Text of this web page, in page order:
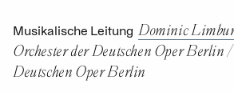
Musikalische Leitung Dominic
Orchester der Deutschen Oper Berlin /
Deutschen Oper Berlin